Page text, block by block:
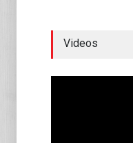
Videos